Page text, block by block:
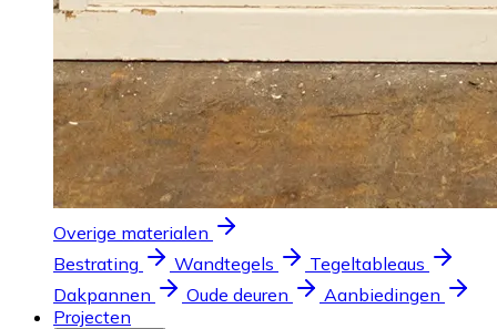
Overige materialen
Bestrating
Wandtegels
Tegeltableaus
Dakpannen
Oude deuren
Aanbiedingen
Projecten